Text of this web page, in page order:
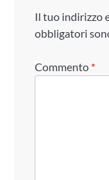
Il tuo indirizzo
obbligatori
Commento *